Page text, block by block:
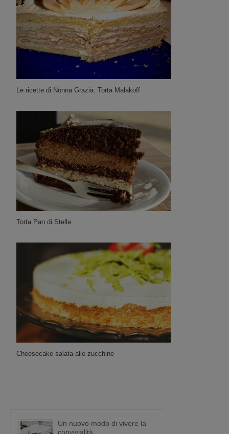
Le ricette di Nonna Grazia: Torta Malakoff
Torta Pan di Stelle
Cheesecake salata alle zucchine
Un nuovo modo di vivere la
convivialità